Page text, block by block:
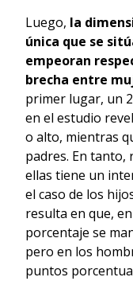
Luego, la
única que se
empeoran
brecha entre
primer lugar, un
en el estudio
o alto, mientras
padres. En tanto,
ellas tiene un
el caso de los
resulta en que,
porcentaje se
pero en los
puntos